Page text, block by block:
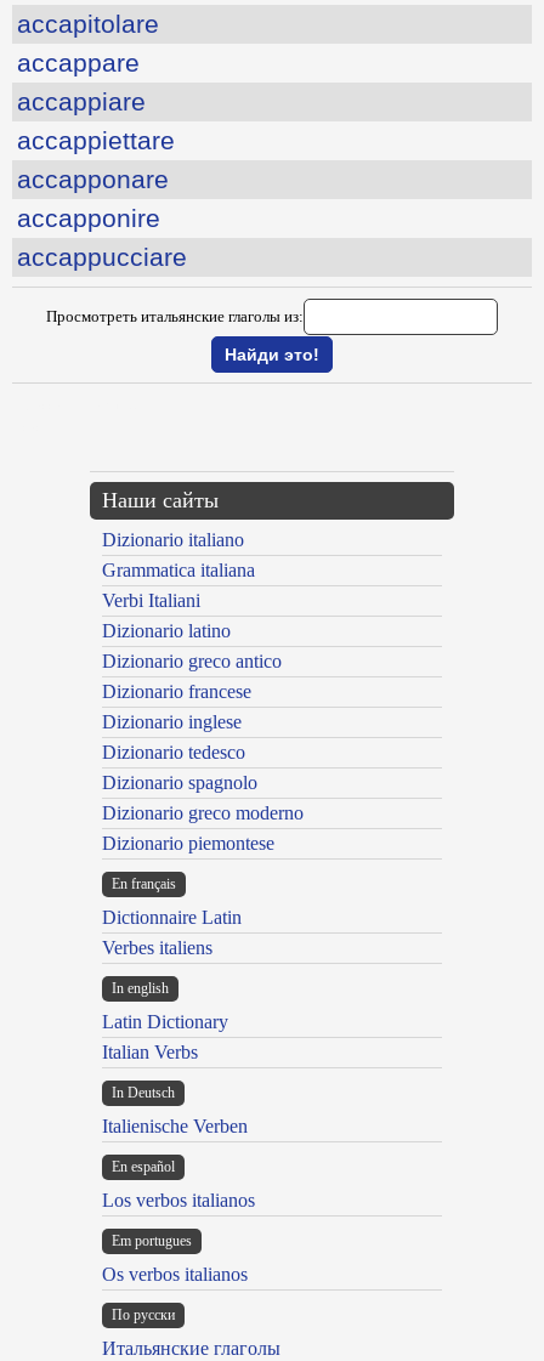
accapitolare
accappare
accappiare
accappiettare
accapponare
accapponire
accappucciare
Просмотреть итальянские глаголы из:
Наши сайты
Dizionario italiano
Grammatica italiana
Verbi Italiani
Dizionario latino
Dizionario greco antico
Dizionario francese
Dizionario inglese
Dizionario tedesco
Dizionario spagnolo
Dizionario greco moderno
Dizionario piemontese
En français
Dictionnaire Latin
Verbes italiens
In english
Latin Dictionary
Italian Verbs
In Deutsch
Italienische Verben
En español
Los verbos italianos
Em portugues
Os verbos italianos
По русски
Итальянские глаголы